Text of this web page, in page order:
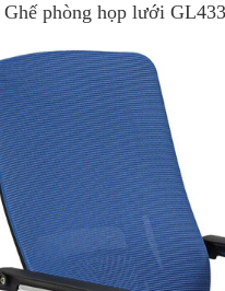
phòng họp lưới